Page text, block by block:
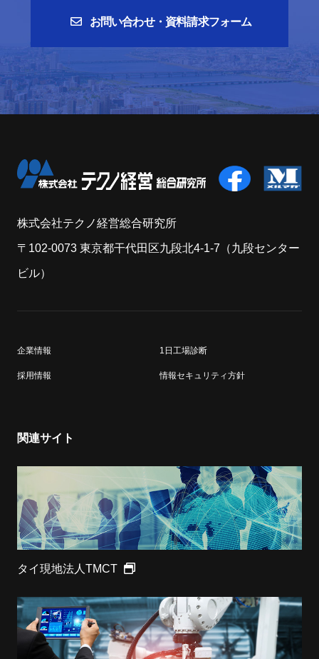
お問い合わせ・資料請求フォーム
株式会社テクノ経営総合研究所
〒102-0073 東京都干代田区九段北4-1-7（九段センター
ビル）
企業情報 1日工場診断
採用情報 情報セキュリティ方針
関連サイト
タイ現地法人TMCT